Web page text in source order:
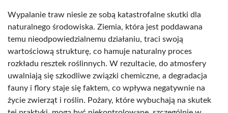
Wypalanie traw niesie ze sobą katastrofalne skutki dla
naturalnego środowiska. Ziemia, która jest poddawana
temu nieodpowiedzialnemu działaniu, traci swoją
wartościową strukturę, co hamuje naturalny proces
rozkładu resztek roślinnych. W rezultacie, do atmosfery
uwalniają się szkodliwe związki chemiczne, a degradacja
fauny i flory staje się faktem, co wpływa negatywnie na
życie zwierząt i roślin. Pożary, które wybuchają na skutek